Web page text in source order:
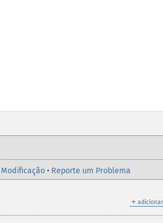
• Reporte um Problema
＋